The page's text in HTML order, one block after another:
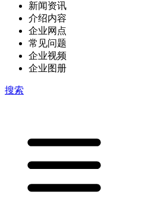
新闻资讯
介绍内容
企业网点
常见问题
企业视频
企业图册
搜索